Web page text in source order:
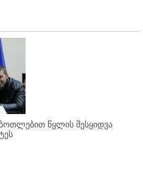
წყლის შესყიდვა